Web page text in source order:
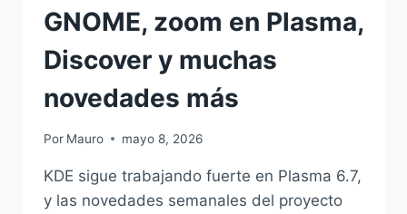
GNOME, zoom en Plasma,
Discover y muchas
novedades más
Por Mauro mayo 8, 2026
KDE sigue trabajando fuerte en Plasma 6.7,
y las novedades semanales del proyecto